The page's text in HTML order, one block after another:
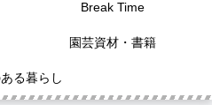
Break Time
園芸資材・書籍
る暮らし